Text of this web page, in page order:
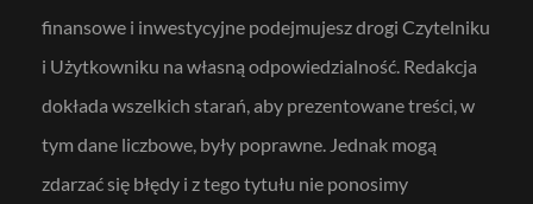
finansowe i inwestycyjne podejmujesz drogi Czytelniku
i Użytkowniku na własną odpowiedzialność. Redakcja
dokłada wszelkich starań, aby prezentowane treści, w
tym dane liczbowe, były poprawne. Jednak mogą
zdarzać się błędy i z tego tytułu nie ponosimy